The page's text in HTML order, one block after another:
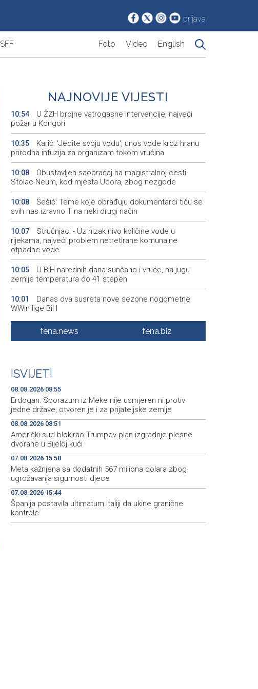
prijava
SFF Foto Video English
NAJNOVIJE VIJESTI
10:54
U ŽZH brojne vatrogasne intervencije, najveći
požar u Kongori
10:35
Karić: 'Jedite svoju vodu', unos vode kroz hranu
prirodna infuzija za organizam tokom vrućina
10:08
Obustavljen saobraćaj na magistralnoj cesti
Stolac-Neum, kod mjesta Udora, zbog nezgode
10:08
Šešić: Teme koje obrađuju dokumentarci tiču se
svih nas izravno ili na neki drugi način
10:07
Stručnjaci - Uz nizak nivo količine vode u
rijekama, najveći problem netretirane komunalne
otpadne vode
10:05
U BiH narednih dana sunčano i vruće, na jugu
zemlje temperatura do 41 stepen
10:01
Danas dva susreta nove sezone nogometne
WWin lige BiH
Jakšić: U četiri godine građanima USK-a vraćeno
Ključu
09:18
Požar na području Kanjine i Živašnice i dalje
aktivan, angažirani brojni vatrogasci i helikopteri
fena.news fena.biz
SVIJET
08.08.2026 08:55
Erdogan: Sporazum iz Meke nije usmjeren ni protiv
jedne države, otvoren je i za prijateljske zemlje
08.08.2026 08:51
Američki sud blokirao Trumpov plan izgradnje plesne
dvorane u Bijeloj kući
07.08.2026 15:58
Meta kažnjena sa dodatnih 567 miliona dolara zbog
ugrožavanja sigurnosti djece
07.08.2026 15:44
Španija postavila ultimatum Italiji da ukine granične
kontrole